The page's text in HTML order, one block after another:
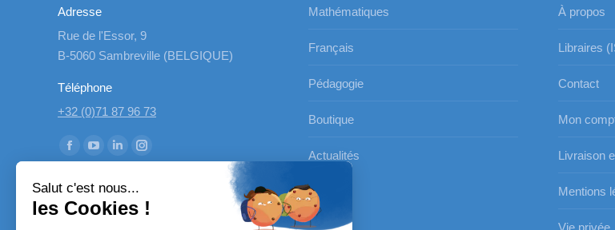
Adresse
Rue de l'Essor, 9
B-5060 Sambreville (BELGIQUE)
Téléphone
+32 (0)71 87 96 73
Trouvez nous sur :
La
Facebook
s'ouvre
YouTube
s'ouvre
LinkedIn
s'ouvre
La
s'ouvre
Mathématiques
Français
Pédagogie
Boutique
Actualités
À propos
Libraires
Contact
Mon
Livraison
Mentions
Vie privée
Salut c'est nous...
les Cookies !